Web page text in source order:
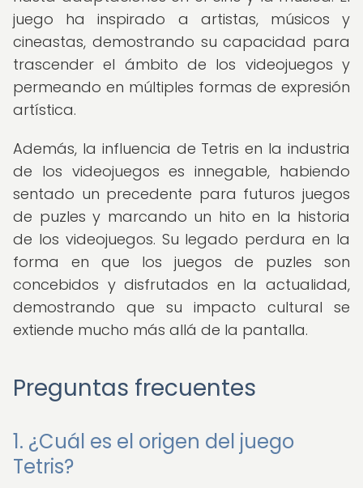
juego ha inspirado a artistas, músicos y
cineastas, demostrando su capacidad para
trascender el ámbito de los videojuegos y
permeando en múltiples formas de expresión
artística.
Además, la influencia de Tetris en la industria
de los videojuegos es innegable, habiendo
sentado un precedente para futuros juegos
de puzles y marcando un hito en la historia
de los videojuegos. Su legado perdura en la
forma en que los juegos de puzles son
concebidos y disfrutados en la actualidad,
demostrando que su impacto cultural se
extiende mucho más allá de la pantalla.
Preguntas frecuentes
1. ¿Cuál es el origen del juego
Tetris?